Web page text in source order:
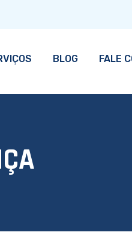
BLOG FALE
ÇA